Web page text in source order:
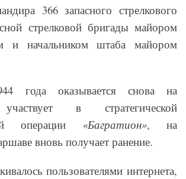
366 запасного стрелкового
стрелковой бригады майором
и начальником штаба майором
года оказывается снова на
в стратегической
операции «Багратион», на
вновь получает ранение.
пользователями интернета,